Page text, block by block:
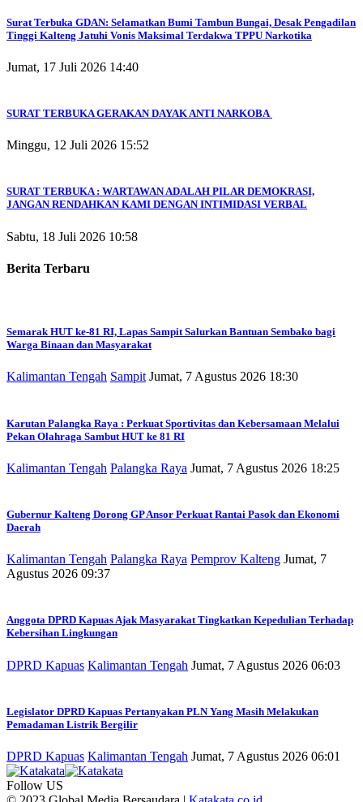
Surat Terbuka GDAN: Selamatkan Bumi Tambun Bungai, Desak Pengadilan
Tinggi Kalteng Jatuhi Vonis Maksimal Terdakwa TPPU Narkotika
Jumat, 17 Juli 2026 14:40
SURAT TERBUKA GERAKAN DAYAK ANTI NARKOBA
Minggu, 12 Juli 2026 15:52
SURAT TERBUKA : WARTAWAN ADALAH PILAR DEMOKRASI,
JANGAN RENDAHKAN KAMI DENGAN INTIMIDASI VERBAL
Sabtu, 18 Juli 2026 10:58
Berita Terbaru
Semarak HUT ke-81 RI, Lapas Sampit Salurkan Bantuan Sembako bagi
Warga Binaan dan Masyarakat
Kalimantan Tengah Sampit Jumat, 7 Agustus 2026 18:30
Karutan Palangka Raya : Perkuat Sportivitas dan Kebersamaan Melalui
Pekan Olahraga Sambut HUT ke 81 RI
Kalimantan Tengah Palangka Raya Jumat, 7 Agustus 2026 18:25
Gubernur Kalteng Dorong GP Ansor Perkuat Rantai Pasok dan Ekonomi
Daerah
Kalimantan Tengah Palangka Raya Pemprov Kalteng Jumat, 7
Agustus 2026 09:37
Anggota DPRD Kapuas Ajak Masyarakat Tingkatkan Kepedulian Terhadap
Kebersihan Lingkungan
DPRD Kapuas Kalimantan Tengah Jumat, 7 Agustus 2026 06:03
Legislator DPRD Kapuas Pertanyakan PLN Yang Masih Melakukan
Pemadaman Listrik Bergilir
DPRD Kapuas Kalimantan Tengah Jumat, 7 Agustus 2026 06:01
Follow US